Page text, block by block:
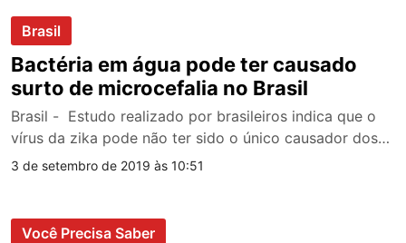
Brasil
Bactéria em água pode ter causado
surto de microcefalia no Brasil
Brasil - Estudo realizado por brasileiros indica que o
vírus da zika pode não ter sido o único causador dos…
3 de setembro de 2019 às 10:51
Você Precisa Saber